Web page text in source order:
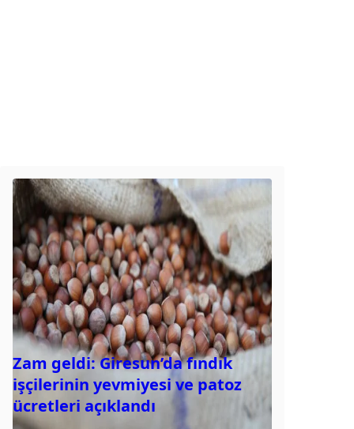
Zam geldi: Giresun’da fındık
işçilerinin yevmiyesi ve patoz
ücretleri açıklandı